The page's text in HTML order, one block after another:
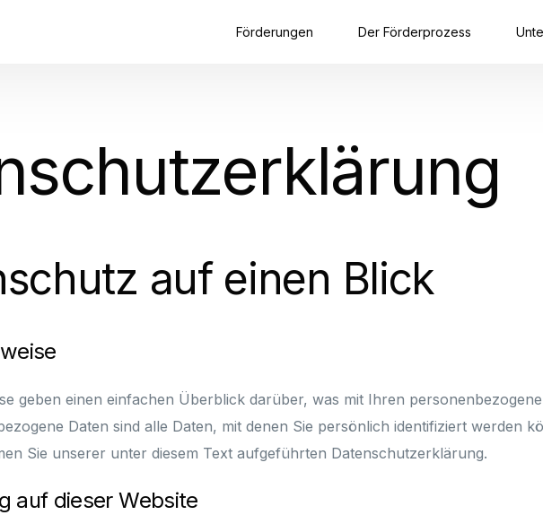
Förderungen Der Förderprozess
auf einen Blick
geben einen einfachen Überblick darüber, was mit Ihren
Daten sind alle Daten, mit denen Sie persönlich identifiziert werden
Sie unserer unter diesem Text aufgeführten Datenschutzerklärung.
auf dieser Website